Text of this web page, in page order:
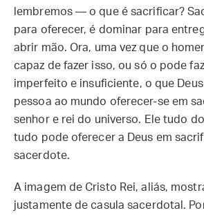
lembremos — o que é sacrificar?
para oferecer, é dominar para
abrir mão. Ora, uma vez que o
capaz de fazer isso, ou só o pode
imperfeito e insuficiente, o que Deus
pessoa ao mundo oferecer-se em
senhor e rei do universo. Ele tudo
tudo pode oferecer a Deus em
sacerdote.
A imagem de Cristo Rei, aliás,
justamente de casula sacerdotal.